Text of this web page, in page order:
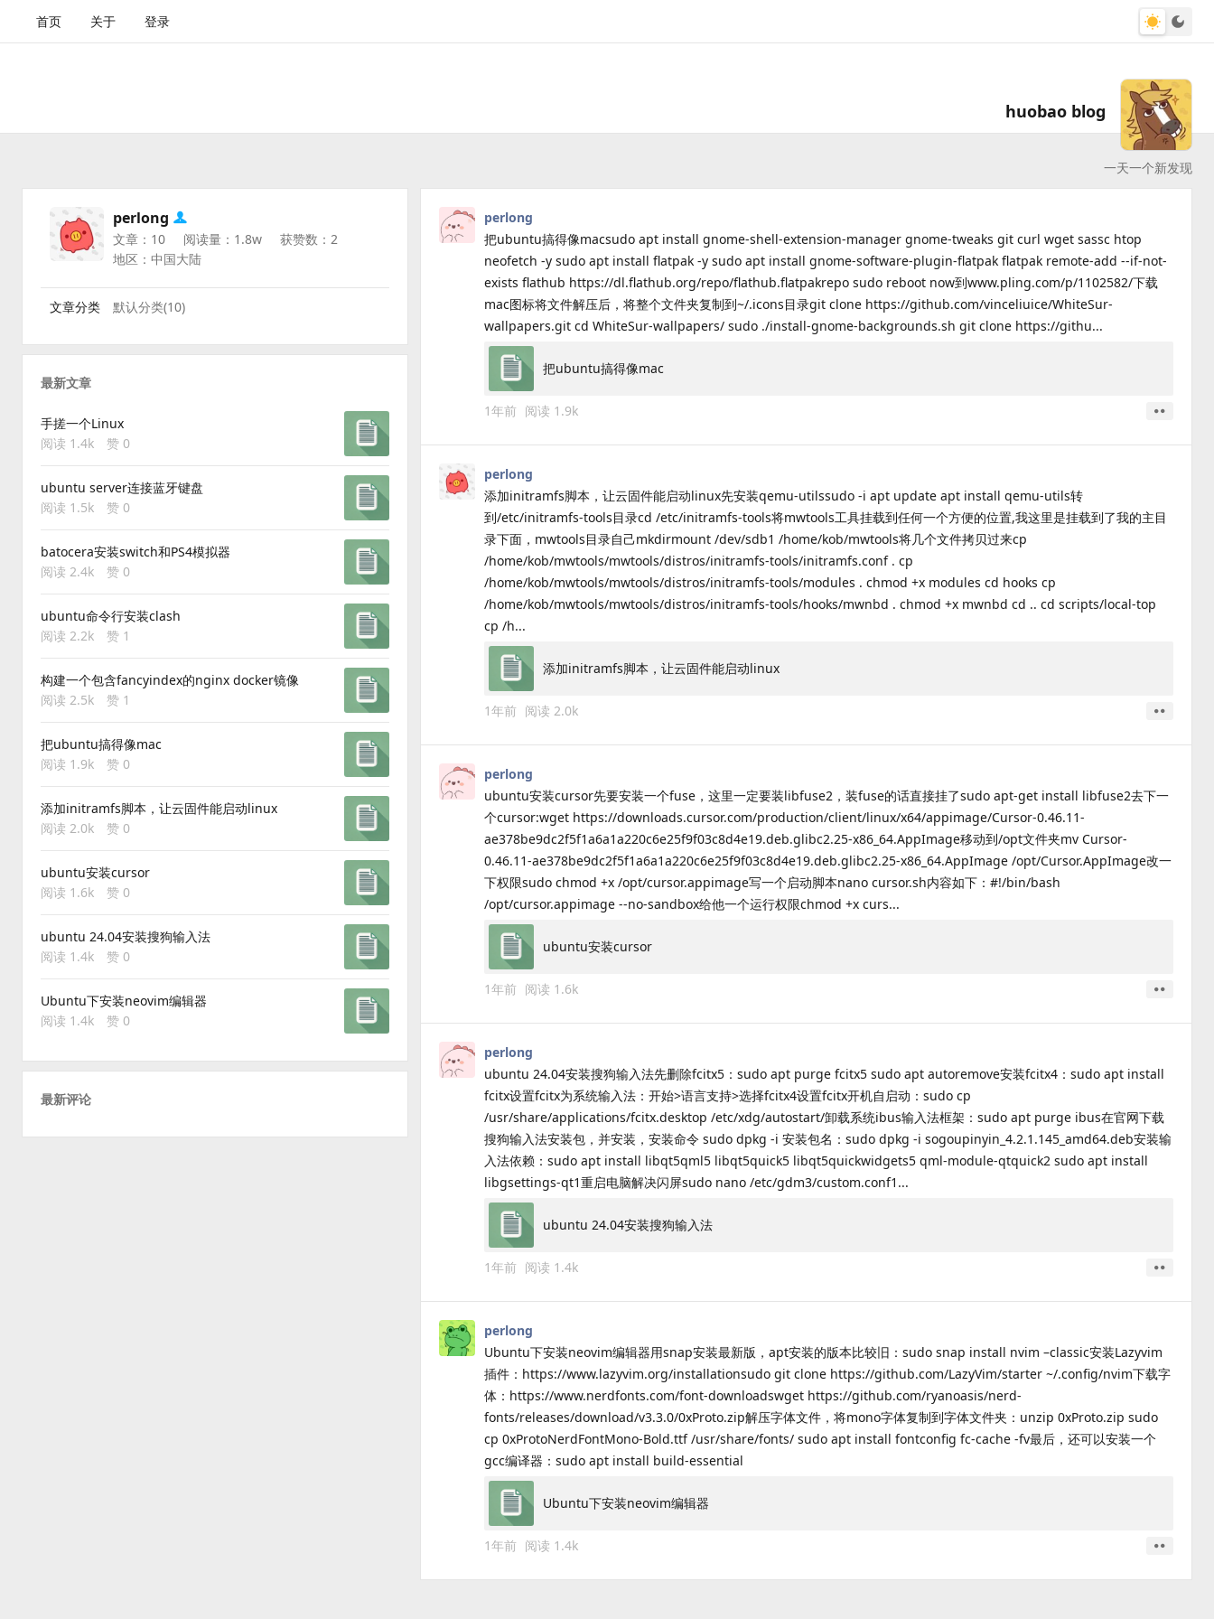
首页 关于 登录
huobao blog
一天一个新发现
perlong
文章：10 阅读量：1.8w 获赞数：2
地区：中国大陆
文章分类 默认分类(10)
最新文章
手搓一个Linux
阅读 1.4k
赞 0
ubuntu server连接蓝牙键盘
阅读 1.5k
赞 0
batocera安装switch和PS4模拟器
阅读 2.4k
赞 0
ubuntu命令行安装clash
阅读 2.2k
赞 1
构建一个包含fancyindex的nginx docker镜像
阅读 2.5k
赞 1
把ubuntu搞得像mac
阅读 1.9k
赞 0
添加initramfs脚本，让云固件能启动linux
阅读 2.0k
赞 0
ubuntu安装cursor
阅读 1.6k
赞 0
ubuntu 24.04安装搜狗输入法
阅读 1.4k
赞 0
Ubuntu下安装neovim编辑器
阅读 1.4k
赞 0
最新评论
perlong
把ubuntu搞得像macsudo apt install gnome-shell-extension-manager gnome-tweaks git curl wget sassc htop
neofetch -y sudo apt install flatpak -y sudo apt install gnome-software-plugin-flatpak flatpak remote-add --if-not-
exists flathub https://dl.flathub.org/repo/flathub.flatpakrepo sudo reboot now到www.pling.com/p/1102582/下载
mac图标将文件解压后，将整个文件夹复制到~/.icons目录git clone https://github.com/vinceliuice/WhiteSur-
wallpapers.git cd WhiteSur-wallpapers/ sudo ./install-gnome-backgrounds.sh git clone https://githu...
把ubuntu搞得像mac
1年前 阅读 1.9k
赞
perlong
添加initramfs脚本，让云固件能启动linux先安装qemu-utilssudo -i apt update apt install qemu-utils转
到/etc/initramfs-tools目录cd /etc/initramfs-tools将mwtools工具挂载到任何一个方便的位置,我这里是挂载到了我的主目
录下面，mwtools目录自己mkdirmount /dev/sdb1 /home/kob/mwtools将几个文件拷贝过来cp
/home/kob/mwtools/mwtools/distros/initramfs-tools/initramfs.conf . cp
/home/kob/mwtools/mwtools/distros/initramfs-tools/modules . chmod +x modules cd hooks cp
/home/kob/mwtools/mwtools/distros/initramfs-tools/hooks/mwnbd . chmod +x mwnbd cd .. cd scripts/local-top
cp /h...
添加initramfs脚本，让云固件能启动linux
1年前 阅读 2.0k
赞
perlong
ubuntu安装cursor先要安装一个fuse，这里一定要装libfuse2，装fuse的话直接挂了sudo apt-get install libfuse2去下一
个cursor:wget https://downloads.cursor.com/production/client/linux/x64/appimage/Cursor-0.46.11-
ae378be9dc2f5f1a6a1a220c6e25f9f03c8d4e19.deb.glibc2.25-x86_64.AppImage移动到/opt文件夹mv Cursor-
0.46.11-ae378be9dc2f5f1a6a1a220c6e25f9f03c8d4e19.deb.glibc2.25-x86_64.AppImage /opt/Cursor.AppImage改一
下权限sudo chmod +x /opt/cursor.appimage写一个启动脚本nano cursor.sh内容如下：#!/bin/bash
/opt/cursor.appimage --no-sandbox给他一个运行权限chmod +x curs...
ubuntu安装cursor
1年前 阅读 1.6k
赞
perlong
ubuntu 24.04安装搜狗输入法先删除fcitx5：sudo apt purge fcitx5 sudo apt autoremove安装fcitx4：sudo apt install
fcitx设置fcitx为系统输入法：开始>语言支持>选择fcitx4设置fcitx开机自启动：sudo cp
/usr/share/applications/fcitx.desktop /etc/xdg/autostart/卸载系统ibus输入法框架：sudo apt purge ibus在官网下载
搜狗输入法安装包，并安装，安装命令 sudo dpkg -i 安装包名：sudo dpkg -i sogoupinyin_4.2.1.145_amd64.deb安装输
入法依赖：sudo apt install libqt5qml5 libqt5quick5 libqt5quickwidgets5 qml-module-qtquick2 sudo apt install
libgsettings-qt1重启电脑解决闪屏sudo nano /etc/gdm3/custom.conf‌1...
ubuntu 24.04安装搜狗输入法
1年前 阅读 1.4k
赞
perlong
Ubuntu下安装neovim编辑器用snap安装最新版，apt安装的版本比较旧：sudo snap install nvim –classic安装Lazyvim
插件：https://www.lazyvim.org/installationsudo git clone https://github.com/LazyVim/starter ~/.config/nvim下载字
体：https://www.nerdfonts.com/font-downloadswget https://github.com/ryanoasis/nerd-
fonts/releases/download/v3.3.0/0xProto.zip解压字体文件，将mono字体复制到字体文件夹：unzip 0xProto.zip sudo
cp 0xProtoNerdFontMono-Bold.ttf /usr/share/fonts/ sudo apt install fontconfig fc-cache -fv最后，还可以安装一个
gcc编译器：sudo apt install build-essential
Ubuntu下安装neovim编辑器
1年前 阅读 1.4k
赞